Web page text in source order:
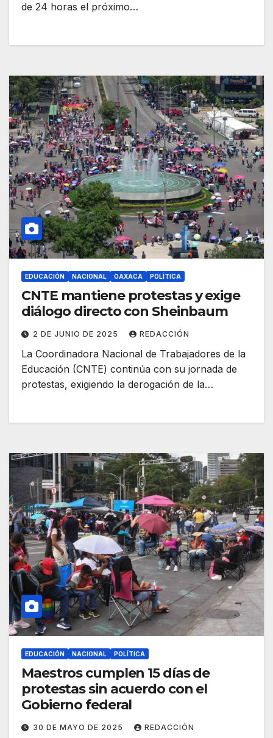
de 24 horas el próximo…
EDUCACIÓN NACIONAL OAXACA POLÍTICA
CNTE mantiene protestas y exige
diálogo directo con Sheinbaum
2 DE JUNIO DE 2025 REDACCIÓN
La Coordinadora Nacional de Trabajadores de la
Educación (CNTE) continúa con su jornada de
protestas, exigiendo la derogación de la…
EDUCACIÓN NACIONAL POLÍTICA
Maestros cumplen 15 días de
protestas sin acuerdo con el
Gobierno federal
30 DE MAYO DE 2025 REDACCIÓN